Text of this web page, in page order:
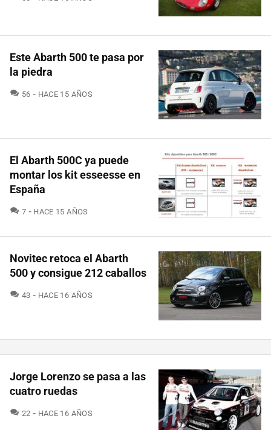
Este Abarth 500 te pasa por
la piedra
56 COMENTARIOS
HACE 15 AÑOS
El Abarth 500C ya puede
montar los kit esseesse en
España
7 COMENTARIOS
HACE 15 AÑOS
Novitec retoca el Abarth
500 y consigue 212 caballos
43 COMENTARIOS
HACE 16 AÑOS
Jorge Lorenzo se pasa a las
cuatro ruedas
22 COMENTARIOS
HACE 16 AÑOS